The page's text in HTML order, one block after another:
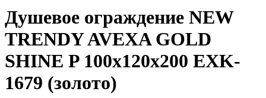
Душевое ограждение NEW
TRENDY AVEXA GOLD
SHINE P 100x120x200 EXK-
1679 (золото)